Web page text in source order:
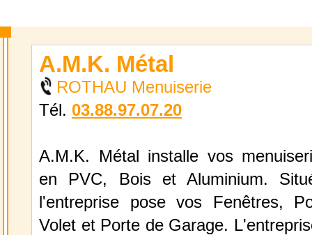
A.M.K. Métal
ROTHAU Menuiserie
Tél. 03.88.97.07.20
A.M.K. Métal installe vos
en PVC, Bois et Aluminium.
l'entreprise pose vos Fenêtres,
Volet et Porte de Garage.